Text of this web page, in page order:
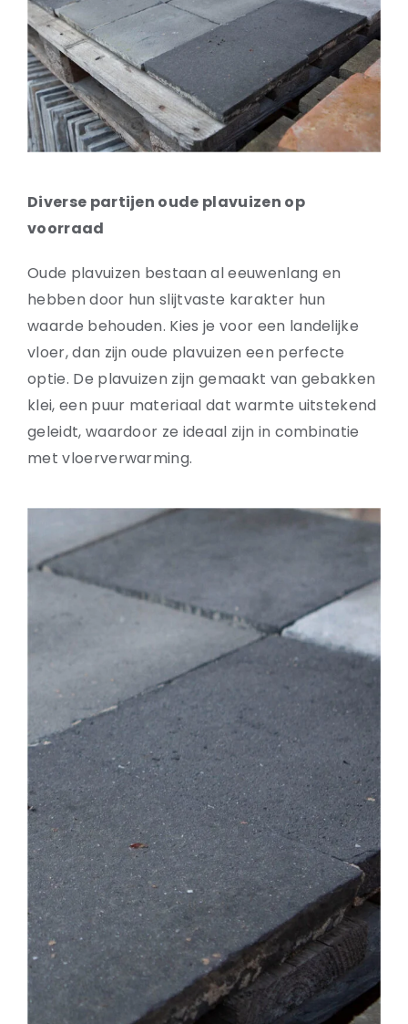
Natuurstenen bakken
Wandtegels
HEKWERK
KASTEN
BANKEN
BALKEN
BADEN
LAMPEN
SCHOUWEN
Diverse partijen oude plavuizen op
voorraad
Oude plavuizen bestaan al eeuwenlang en
hebben door hun slijtvaste karakter hun
waarde behouden. Kies je voor een landelijke
vloer, dan zijn oude plavuizen een perfecte
optie. De plavuizen zijn gemaakt van gebakken
klei, een puur materiaal dat warmte uitstekend
geleidt, waardoor ze ideaal zijn in combinatie
met vloerverwarming.